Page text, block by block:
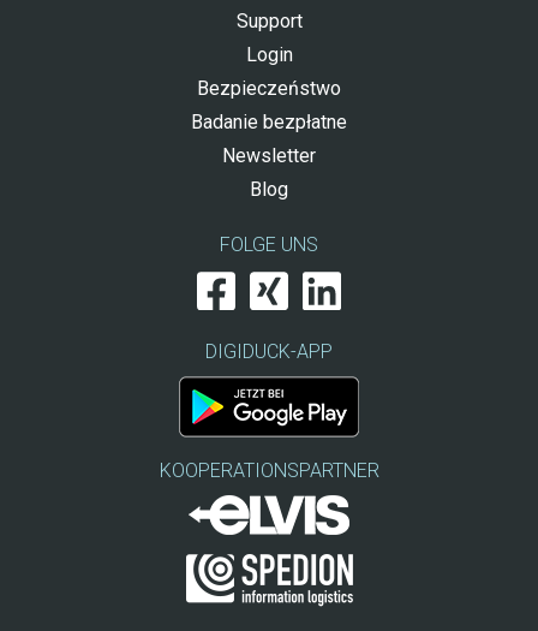
Support
Login
Bezpieczeństwo
Badanie bezpłatne
Newsletter
Blog
FOLGE UNS
DIGIDUCK-APP
KOOPERATIONSPARTNER